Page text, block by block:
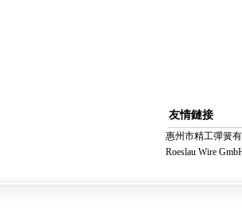
友情鏈接
惠州市精工彈簧
Roeslau Wire